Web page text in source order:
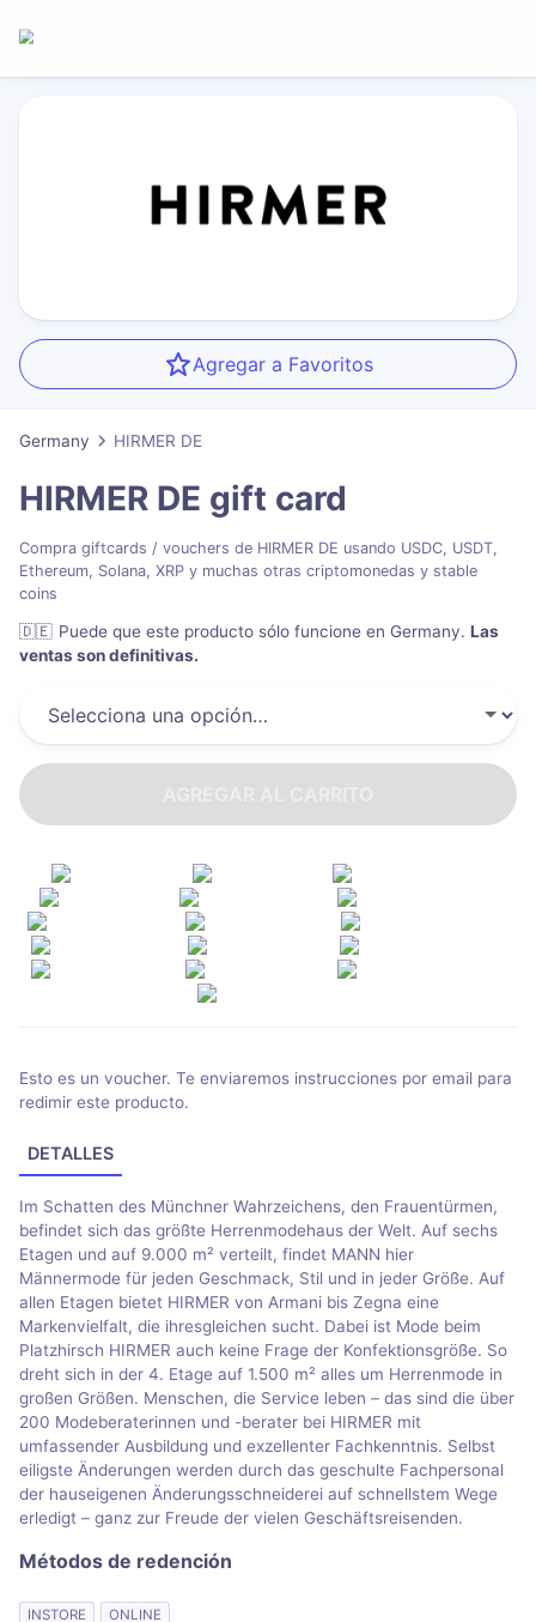
Agregar a Favoritos
Germany HIRMER DE
HIRMER DE gift card
Compra giftcards / vouchers de HIRMER DE usando USDC, USDT,
Ethereum, Solana, XRP y muchas otras criptomonedas y stable
coins
🇩🇪 Puede que este producto sólo funcione en Germany. Las
ventas son definitivas.
Esto es un voucher. Te enviaremos instrucciones por email para
redimir este producto.
DETALLES
Im Schatten des Münchner Wahrzeichens, den Frauentürmen,
befindet sich das größte Herrenmodehaus der Welt. Auf sechs
Etagen und auf 9.000 m² verteilt, findet MANN hier
Männermode für jeden Geschmack, Stil und in jeder Größe. Auf
allen Etagen bietet HIRMER von Armani bis Zegna eine
Markenvielfalt, die ihresgleichen sucht. Dabei ist Mode beim
Platzhirsch HIRMER auch keine Frage der Konfektionsgröße. So
dreht sich in der 4. Etage auf 1.500 m² alles um Herrenmode in
großen Größen. Menschen, die Service leben – das sind die über
200 Modeberaterinnen und -berater bei HIRMER mit
umfassender Ausbildung und exzellenter Fachkenntnis. Selbst
eiligste Änderungen werden durch das geschulte Fachpersonal
der hauseigenen Änderungsschneiderei auf schnellstem Wege
erledigt – ganz zur Freude der vielen Geschäftsreisenden.
Métodos de redención
INSTORE ONLINE